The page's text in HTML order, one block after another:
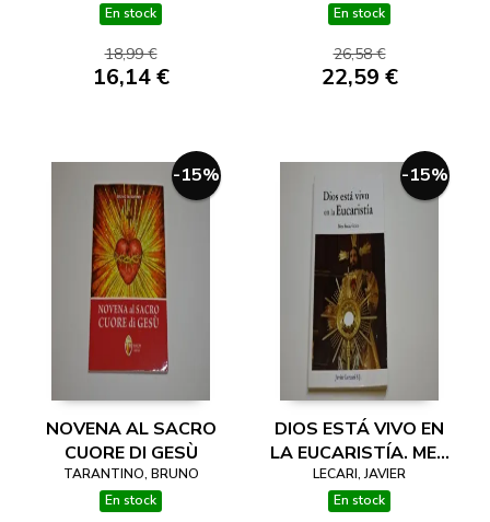
SANGRE EN LA
MODERNIDAD
En stock
18,99 €
16,14 €
PREPARACIÓN
LOS SACRAMENTOS
DE INICIACIÓN.
En stock
26,58 €
22,59 €
-15%
NOVENA AL SACRO
CUORE DI GESÙ
TARANTINO, BRUNO
En stock
-15%
DIOS ESTÁ VIVO EN
LA EUCARISTÍA. MES
EUCARÍSTICO
LECARI, JAVIER
En stock